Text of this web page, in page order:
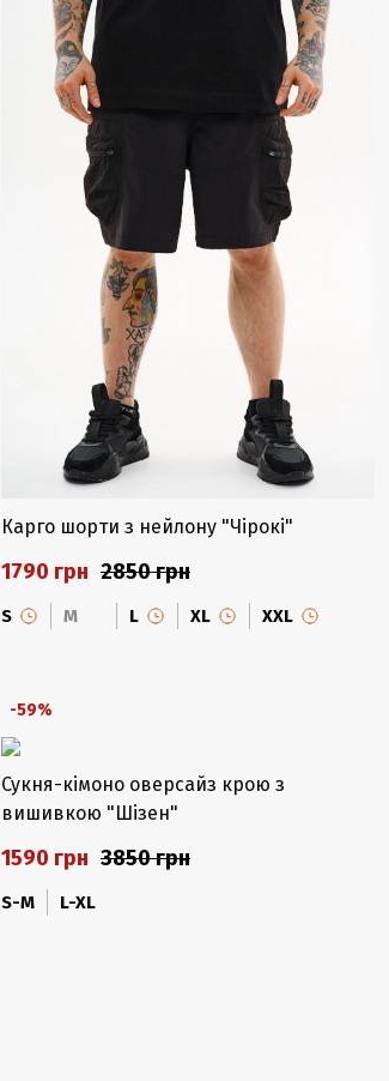
Карго шорти з нейлону "Чірокі"
1790 грн 2850 грн
S M L XL XXL
-59%
Сукня-кімоно оверсайз крою з
вишивкою "Шізен"
1590 грн 3850 грн
S-M L-XL